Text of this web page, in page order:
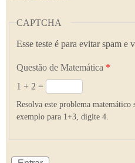
CAPTCHA
Esse teste é para evitar spam e
Questão de Matemática *
1 + 2 =
Resolva este problema
exemplo para 1+3, digite 4.